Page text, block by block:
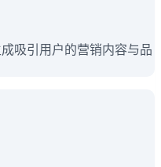
吸引用户的营销内容与品